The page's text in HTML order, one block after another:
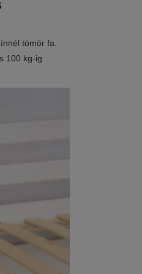
tömör fa.
100 kg-ig